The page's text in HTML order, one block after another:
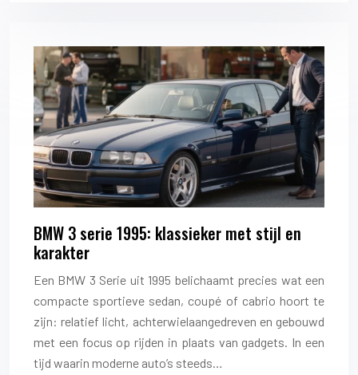
BMW 3 serie 1995: klassieker met stijl en
karakter
Een BMW 3 Serie uit 1995 belichaamt precies wat een
compacte sportieve sedan, coupé of cabrio hoort te
zijn: relatief licht, achterwielaangedreven en gebouwd
met een focus op rijden in plaats van gadgets. In een
tijd waarin moderne auto’s steeds…